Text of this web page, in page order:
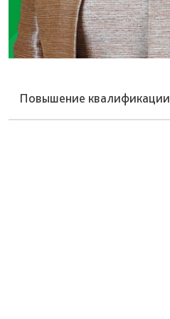
Повышение квалификации